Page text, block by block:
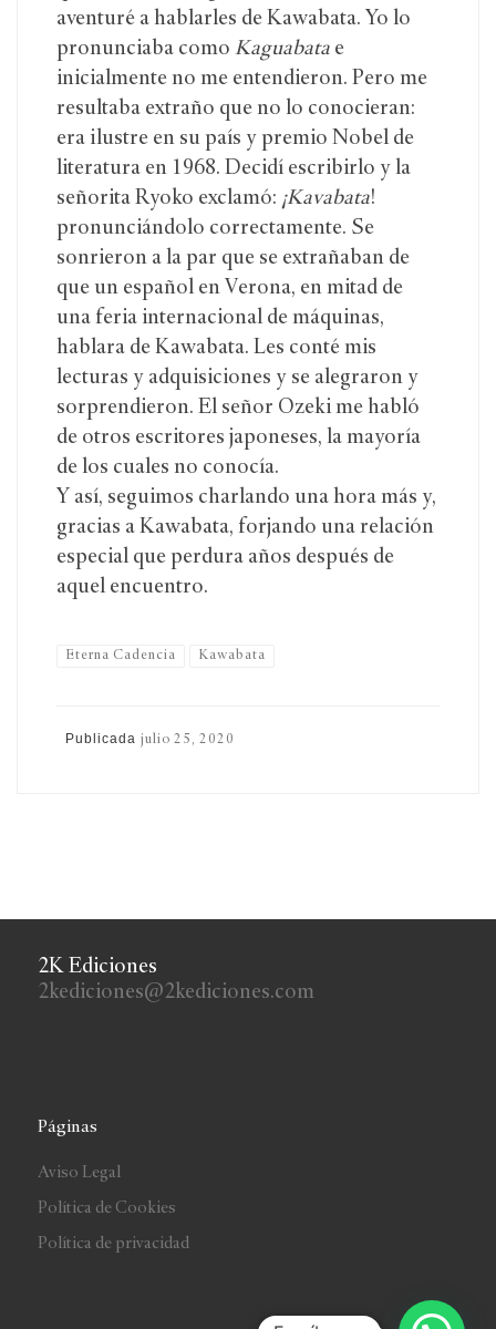
aventuré a hablarles de Kawabata. Yo lo
pronunciaba comoKaguabata e
inicialmente no me entendieron. Pero me
resultaba extraño que no lo conocieran:
era ilustre en su país y premio Nobel de
literatura en 1968. Decidí escribirlo y la
señorita Ryoko exclamó: ¡Kavabata!
pronunciándolo correctamente. Se
sonrieron a la par que se extrañaban de
que un español en Verona, en mitad de
una feria internacional de máquinas,
hablara de Kawabata. Les conté mis
lecturas y adquisiciones y se alegraron y
sorprendieron. El señor Ozeki me habló
de otros escritores japoneses, la mayoría
de los cuales no conocía.
Y así, seguimos charlando una hora más y,
gracias a Kawabata, forjando una relación
especial que perdura años después de
aquel encuentro.
Eterna Cadencia Kawabata
Publicadajulio 25, 2020
2K Ediciones
2kediciones@2kediciones.com
Páginas
Aviso Legal
Política de Cookies
Política de privacidad